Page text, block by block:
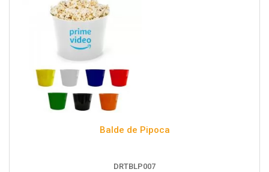
Balde de Pipoca
DRTBLP007